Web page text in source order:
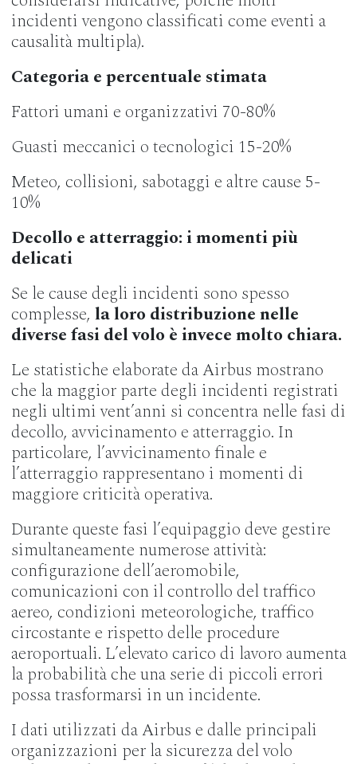
incidenti vengono classificati come eventi a
causalità multipla).
Categoria e percentuale stimata
Fattori umani e organizzativi 70-80%
Guasti meccanici o tecnologici 15-20%
Meteo, collisioni, sabotaggi e altre cause 5-
10%
Decollo e atterraggio: i momenti più
delicati
Se le cause degli incidenti sono spesso
complesse, la loro distribuzione nelle
diverse fasi del volo è invece molto chiara.
Le statistiche elaborate da Airbus mostrano
che la maggior parte degli incidenti registrati
negli ultimi vent’anni si concentra nelle fasi di
decollo, avvicinamento e atterraggio. In
particolare, l’avvicinamento finale e
l’atterraggio rappresentano i momenti di
maggiore criticità operativa.
Durante queste fasi l’equipaggio deve gestire
simultaneamente numerose attività:
configurazione dell’aeromobile,
comunicazioni con il controllo del traffico
aereo, condizioni meteorologiche, traffico
circostante e rispetto delle procedure
aeroportuali. L’elevato carico di lavoro aumenta
la probabilità che una serie di piccoli errori
possa trasformarsi in un incidente.
I dati utilizzati da Airbus e dalle principali
organizzazioni per la sicurezza del volo